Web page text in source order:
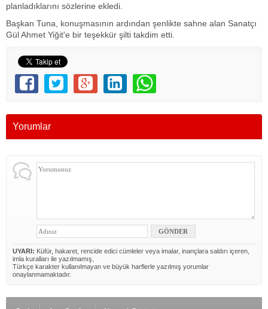
planladıklarını sözlerine ekledi.
Başkan Tuna, konuşmasının ardından şenlikte sahne alan Sanatçı
Gül Ahmet Yiğit'e bir teşekkür şilti takdim etti.
Yorumlar
UYARI: Küfür, hakaret, rencide edici cümleler veya imalar, inançlara saldırı içeren,
imla kuralları ile yazılmamış,
Türkçe karakter kullanılmayan ve büyük harflerle yazılmış yorumlar
onaylanmamaktadır.